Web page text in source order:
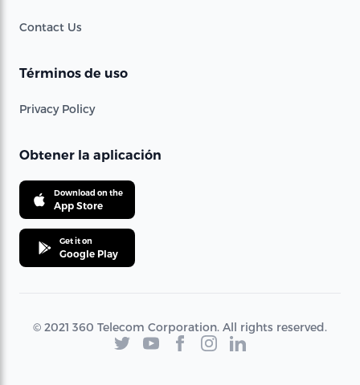
Contact Us
Términos de uso
Privacy Policy
Obtener la aplicación
Download on the
App Store
Get it on
Google Play
© 2021 360 Telecom Corporation. All rights reserved.